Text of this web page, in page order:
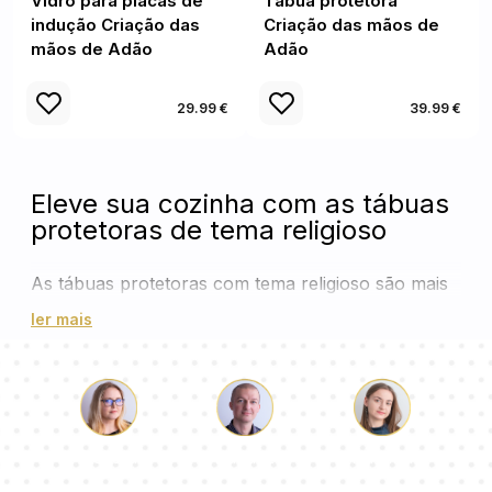
indução Criação das
mãos de Adão
29.99 €
Criação das mãos de
Adão
39.99 €
Eleve sua cozinha com as tábuas
protetoras de tema religioso
As tábuas protetoras com tema religioso são mais
do que simples acessórios de cozinha; elas são
são ideais para proteger o seu fogão da umidade e
da sujidade, mantendo o espaço limpo e ordenado.
Disponíveis em uma variedade de designs que
ler mais